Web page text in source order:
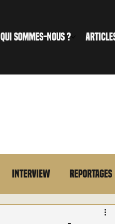
QUI SOMMES-NOUS ?
Interview Reportages